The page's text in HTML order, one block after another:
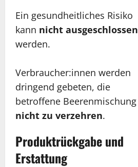
Ein gesundheitliches Risiko
kann nicht ausgeschlossen
werden.
Verbraucher:innen werden
dringend gebeten, die
betroffene Beerenmischung
nicht zu verzehren.
Produktrückgabe und
Erstattung